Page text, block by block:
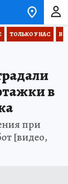
ТОЛЬКО У НАС
в
при
[видео,